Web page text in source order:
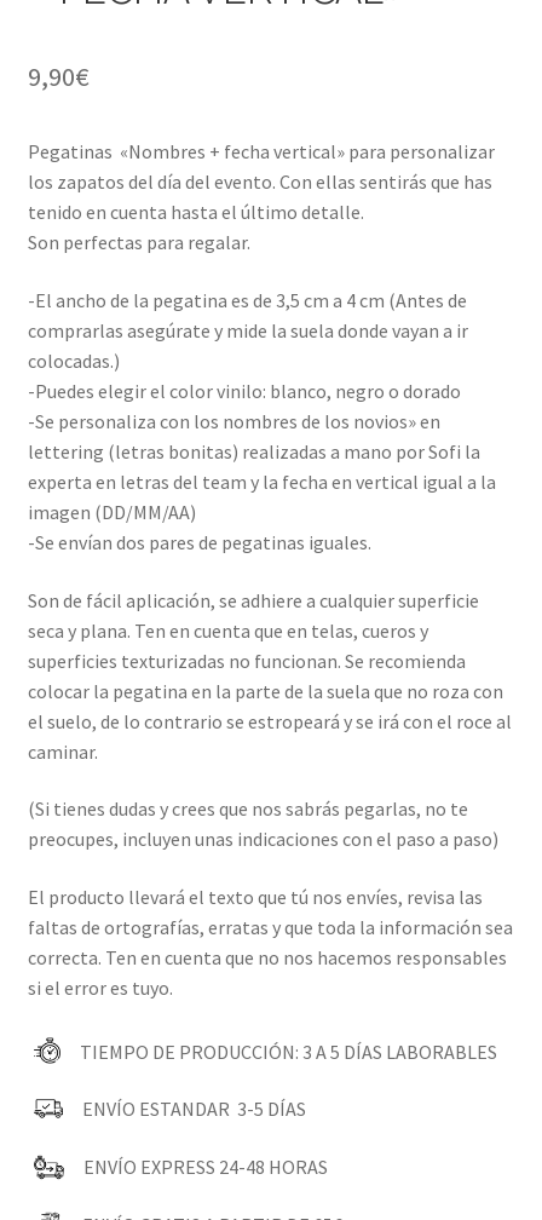
9,90€
Pegatinas «Nombres + fecha vertical» para personalizar
los zapatos del día del evento. Con ellas sentirás que has
tenido en cuenta hasta el último detalle.
Son perfectas para regalar.
-El ancho de la pegatina es de 3,5 cm a 4 cm (Antes de
comprarlas asegúrate y mide la suela donde vayan a ir
colocadas.)
-Puedes elegir el color vinilo: blanco, negro o dorado
-Se personaliza con los nombres de los novios» en
lettering (letras bonitas) realizadas a mano por Sofi la
experta en letras del team y la fecha en vertical igual a la
imagen (DD/MM/AA)
-Se envían dos pares de pegatinas iguales.
Son de fácil aplicación, se adhiere a cualquier superficie
seca y plana. Ten en cuenta que en telas, cueros y
superficies texturizadas no funcionan. Se recomienda
colocar la pegatina en la parte de la suela que no roza con
el suelo, de lo contrario se estropeará y se irá con el roce al
caminar.
(Si tienes dudas y crees que nos sabrás pegarlas, no te
preocupes, incluyen unas indicaciones con el paso a paso)
El producto llevará el texto que tú nos envíes, revisa las
faltas de ortografías, erratas y que toda la información sea
correcta. Ten en cuenta que no nos hacemos responsables
si el error es tuyo.
TIEMPO DE PRODUCCIÓN: 3 A 5 DÍAS LABORABLES
ENVÍO ESTANDAR 3-5 DÍAS
ENVÍO EXPRESS 24-48 HORAS